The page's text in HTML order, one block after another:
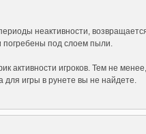
неактивности,
под слоем пыли.
активности игроков. Тем не
игры в рунете вы не найдете.